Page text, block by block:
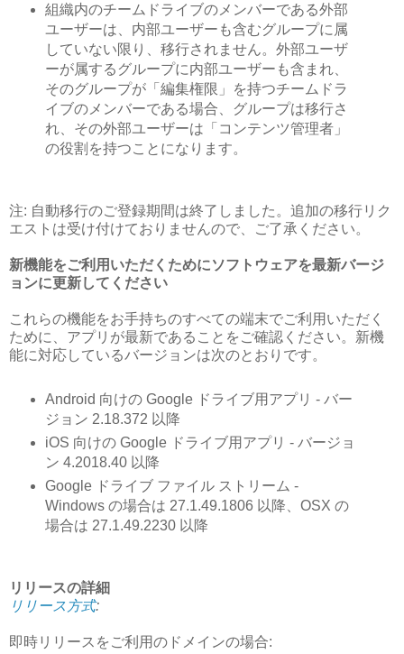
組織内のチームドライブのメンバーである外部
ユーザーは、内部ユーザーも含むグループに属
していない限り、移行されません。外部ユーザ
ーが属するグループに内部ユーザーも含まれ、
そのグループが「編集権限」を持つチームドラ
イブのメンバーである場合、グループは移行さ
れ、その外部ユーザーは「コンテンツ管理者」
の役割を持つことになります。
注: 自動移行のご登録期間は終了しました。追加の移行リク
エストは受け付けておりませんので、ご了承ください。
新機能をご利用いただくためにソフトウェアを最新バージ
ョンに更新してください
これらの機能をお手持ちのすべての端末でご利用いただく
ために、アプリが最新であることをご確認ください。新機
能に対応しているバージョンは次のとおりです。
Android 向けの Google ドライブ用アプリ - バー
ジョン 2.18.372 以降
iOS 向けの Google ドライブ用アプリ - バージョ
ン 4.2018.40 以降
Google ドライブ ファイル ストリーム -
Windows の場合は 27.1.49.1806 以降、OSX の
場合は 27.1.49.2230 以降
リリースの詳細
リリース方式:
即時リリースをご利用のドメインの場合: